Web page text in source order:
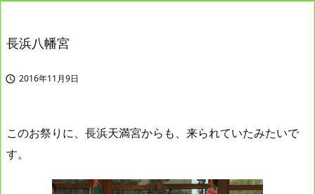
長浜八幡宮
 2016年11月9日
このお祭りに、長浜天満宮からも、来られていたみたいで
す。